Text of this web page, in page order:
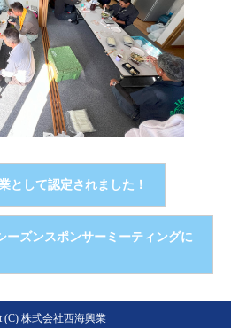
として認定されました！
ーズンスポンサーミーティングに
(C) 株式会社西海興業